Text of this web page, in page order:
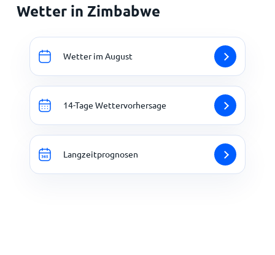
Wetter in Zimbabwe
Wetter im August
14-Tage Wettervorhersage
Langzeitprognosen